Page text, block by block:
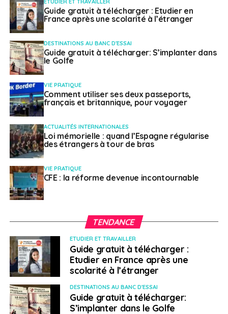
Valérie Hattat-Decker, qui en outre a repris les vignes
familiales, écoule 90% de ses 7 000 bouteilles auprès
d’une clientèle essentiellement bavaroise, mais
ambitionne de toucher au-delà. « En Bavière comme
dans le reste de l’Allemagne, la French touch plaît
beaucoup et la demande sur les produits de bouche et
de luxe augmente. Il y a un marché à prendre »,
conclut-elle.
SUJETS ASSOCIÉS:
A SUIVRE
Berlin, véritable vivier de start-up
NE RATEZ PAS
Une future maison d’édition pour mettre en
avant les histoires des Français de l’étranger
Wyloën Munhoz-Boillot
ETUDIER ET TRAVAILLER
Guide gratuit à télécharger : Etudier en
France après une scolarité à l’étranger
DESTINATIONS AU BANC D'ESSAI
Guide gratuit à télécharger: S’implanter dans
le Golfe
VIE PRATIQUE
Comment utiliser ses deux passeports,
français et britannique, pour voyager
ACTUALITÉS INTERNATIONALES
Loi mémorielle : quand l’Espagne régularise
des étrangers à tour de bras
VIE PRATIQUE
CFE : la réforme devenue incontournable
TENDANCE
ETUDIER ET TRAVAILLER
Guide gratuit à télécharger :
Etudier en France après une
scolarité à l’étranger
DESTINATIONS AU BANC D'ESSAI
Guide gratuit à télécharger:
S’implanter dans le Golfe